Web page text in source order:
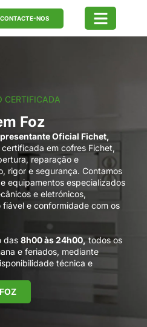
CONTACTE-NOS
CERTIFICADA
Foz
Oficial Fichet,
em cofres Fichet,
reparação e
rigor e segurança. Contamos
equipamentos especializados
e eletrónicos,
e conformidade com os
das 8h00 às 24h00, todos os
e feriados, mediante
técnica e